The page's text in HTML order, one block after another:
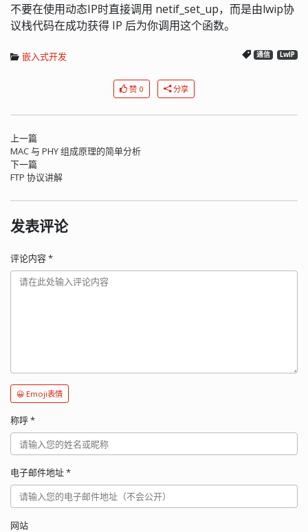
不要在使用动态IP时直接调用 netif_set_up，而是由lwip协
议栈代码在成功获得 IP 后为你调用这个函数。
嵌入式开发 通信 LwIP
赞 0 分享
上一篇
MAC 与 PHY 组成原理的简单分析
下一篇
FTP 协议讲解
发表评论
评论内容*
😀 Emoji表情
称呼*
电子邮件地址*
网站